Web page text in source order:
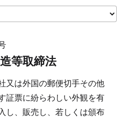
等取締法
又は外国の郵便切手その他
証票に紛らわしい外観を有
し、販売し、若しくは頒布